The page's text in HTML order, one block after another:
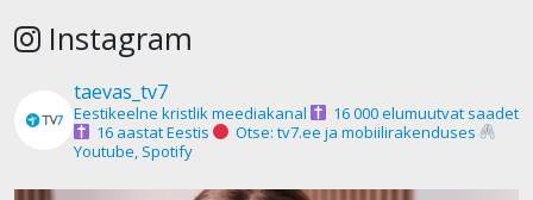
Instagram
taevas_tv7
Eestikeelne kristlik meediakanal
16 000 elumuutvat saadet
16 aastat Eestis
Otse: tv7.ee ja mobiilirakenduses
Youtube, Spotify